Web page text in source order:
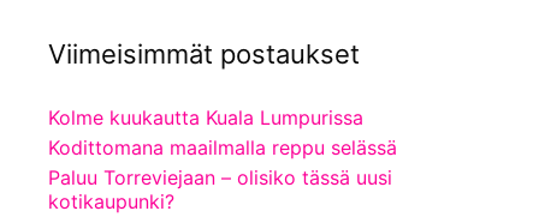
Viimeisimmät postaukset
Kolme kuukautta Kuala Lumpurissa
Kodittomana maailmalla reppu selässä
Paluu Torreviejaan – olisiko tässä uusi
kotikaupunki?